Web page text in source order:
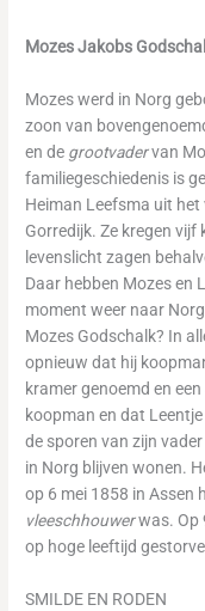
Mozes Jakobs
Mozes werd in Norg
zoon van
en de grootvadervan
familiegeschiedenis is
Heiman Leefsma uit
Gorredijk. Ze kregen vijf
levenslicht zagen
Daar hebben Mozes en
moment weer naar
Mozes Godschalk? In
opnieuw dat hij
kramer genoemd en
koopman en dat Leentje
de sporen van zijn
in Norg blijven wonen.
op 6 mei 1858 in Assen
vleeschhouwerwas. Op
op hoge leeftijd
SMILDE EN RODEN